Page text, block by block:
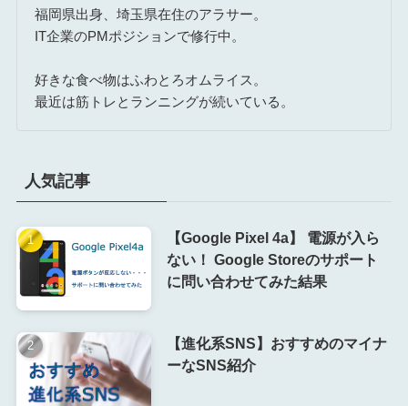
福岡県出身、埼玉県在住のアラサー。
IT企業のPMポジションで修行中。
好きな食べ物はふわとろオムライス。
最近は筋トレとランニングが続いている。
人気記事
【Google Pixel 4a】 電源が入ら
ない！ Google Storeのサポート
に問い合わせてみた結果
【進化系SNS】おすすめのマイナ
ーなSNS紹介